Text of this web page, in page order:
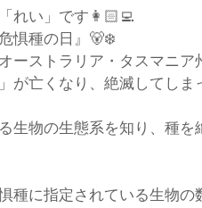
れい」です👩🏻‍💻
惧種の日』🐻‍❄️
ーストラリア・タスマニ
が亡くなり、絶滅してし
生物の生態系を知り、種
種に指定されている生物の